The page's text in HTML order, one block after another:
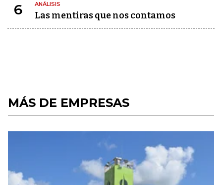
6 ANÁLISIS
Las mentiras que nos contamos
MÁS DE EMPRESAS